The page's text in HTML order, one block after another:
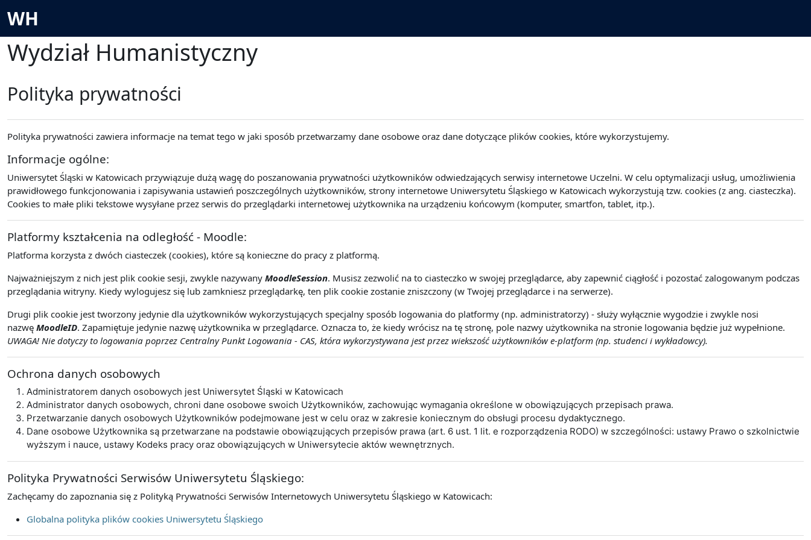
WH
Wydział Humanistyczny
Polityka prywatności
Polityka prywatności zawiera informacje na temat tego w jaki sposób przetwarzamy dane osobowe oraz dane dotyczące plików cookies, które wykorzystujemy.
Informacje ogólne:
Uniwersytet Śląski w Katowicach przywiązuje dużą wagę do poszanowania prywatności użytkowników odwiedzających serwisy internetowe Uczelni. W celu optymalizacji usług, umożliwienia
prawidłowego funkcjonowania i zapisywania ustawień poszczególnych użytkowników, strony internetowe Uniwersytetu Śląskiego w Katowicach wykorzystują tzw. cookies (z ang. ciasteczka).
Cookies to małe pliki tekstowe wysyłane przez serwis do przeglądarki internetowej użytkownika na urządzeniu końcowym (komputer, smartfon, tablet, itp.).
Platformy kształcenia na odległość - Moodle:
Platforma korzysta z dwóch ciasteczek (cookies), które są konieczne do pracy z platformą.
Najważniejszym z nich jest plik cookie sesji, zwykle nazywany MoodleSession. Musisz zezwolić na to ciasteczko w swojej przeglądarce, aby zapewnić ciągłość i pozostać zalogowanym podczas
przeglądania witryny. Kiedy wylogujesz się lub zamkniesz przeglądarkę, ten plik cookie zostanie zniszczony (w Twojej przeglądarce i na serwerze).
Drugi plik cookie jest tworzony jedynie dla użytkowników wykorzystujących specjalny sposób logowania do platformy (np. administratorzy) - służy wyłącznie wygodzie i zwykle nosi
nazwę MoodleID. Zapamiętuje jedynie nazwę użytkownika w przeglądarce. Oznacza to, że kiedy wrócisz na tę stronę, pole nazwy użytkownika na stronie logowania będzie już wypełnione.
UWAGA! Nie dotyczy to logowania poprzez Centralny Punkt Logowania - CAS, która wykorzystywana jest przez wiekszość użytkowników e-platform (np. studenci i wykładowcy).
Ochrona danych osobowych
Administratorem danych osobowych jest Uniwersytet Śląski w Katowicach
Administrator danych osobowych, chroni dane osobowe swoich Użytkowników, zachowując wymagania określone w obowiązujących przepisach prawa.
Przetwarzanie danych osobowych Użytkowników podejmowane jest w celu oraz w zakresie koniecznym do obsługi procesu dydaktycznego.
Dane osobowe Użytkownika są przetwarzane na podstawie obowiązujących przepisów prawa (art. 6 ust. 1 lit. e rozporządzenia RODO) w szczególności: ustawy Prawo o szkolnictwie
wyższym i nauce, ustawy Kodeks pracy oraz obowiązujących w Uniwersytecie aktów wewnętrznych.
Polityka Prywatności Serwisów Uniwersytetu Śląskiego:
Zachęcamy do zapoznania się z Polityką Prywatności Serwisów Internetowych Uniwersytetu Śląskiego w Katowicach:
Globalna polityka plików cookies Uniwersytetu Śląskiego